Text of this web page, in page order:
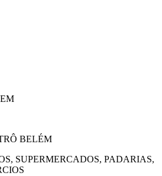
BELÉM
SUPERMERCADOS, PADARIAS,